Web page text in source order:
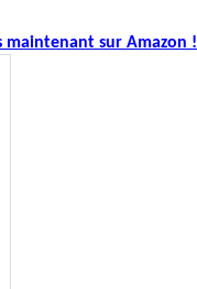
sur Amazon !